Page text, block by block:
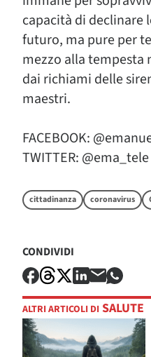
capacità di declinare
futuro, ma pure per
mezzo alla tempesta
dai richiami delle
maestri.
FACEBOOK:
TWITTER: @ema_tele
cittadinanza coronavirus
CONDIVIDI
ALTRI ARTICOLI DI SALUTE